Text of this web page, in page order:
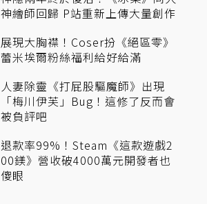
神繪師回歸 P站重新上傳大量創作
展現大胸襟！Coser扮《絕區零》
蕾米埃爾粉絲福利給好給滿
人妻除靈《打屁股驅魔師》出現
「梅川伊芙」Bug！這修了反而會
被負評吧
退款率99%！Steam《這款遊戲2
00鎂》營收破4000萬元開發者也
傻眼